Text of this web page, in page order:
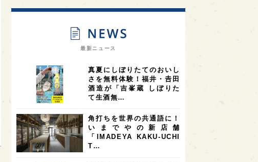
TAG ＋
東京都 27 長野県 24 千葉県 18
山形県 17 福島県 16